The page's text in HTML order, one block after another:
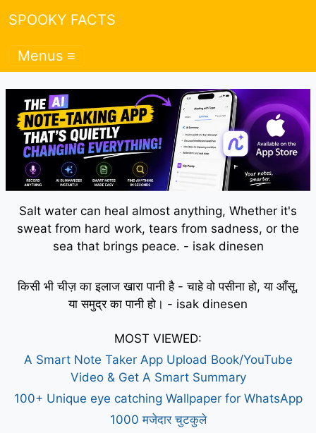
SPOOKY FACTS
Menus ≡
Salt water can heal almost anything, Whether it's
sweat from hard work, tears from sadness, or the
sea that brings peace. - isak dinesen
किसी भी चीज़ का इलाज खारा पानी है - चाहे वो पसीना हो, या आँसू,
या समुद्र का पानी हो। - isak dinesen
MOST VIEWED:
A Smart Note Taker App Upload Book/YouTube
Video & Get A Smart Summary
100+ Unique eye catching Wallpaper for WhatsApp
1000 मजेदार चुटकुले